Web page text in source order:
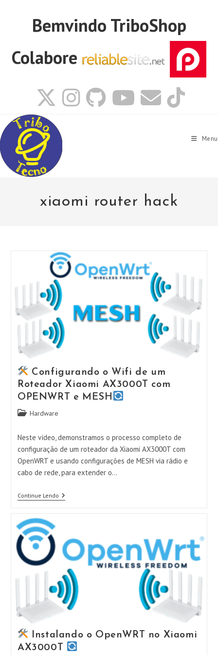
Bemvindo TriboShop
Colabore
Menu
xiaomi router hack
Configurando o Wifi de um
Roteador Xiaomi AX3000T com
OPENWRT e MESH
Categoria
post:
Hardware
Neste vídeo, demonstramos o processo completo de
configuração de um roteador da Xiaomi AX3000T com
OpenWRT e usando configurações de MESH via rádio e
cabo de rede, para extender o…
Continue Lendo
Configurando
Roteador
Xiaomi
AX3000T
OPENWRT
E
MESH
Instalando o OpenWRT no Xiaomi
AX3000T